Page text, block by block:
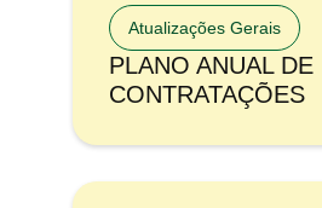
Atualizações Gerais
PLANO ANUAL DE
CONTRATAÇÕES